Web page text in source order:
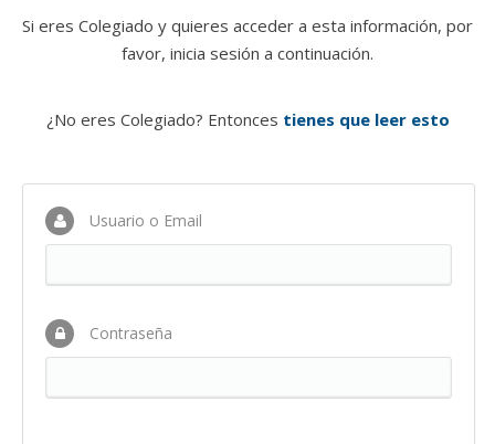
Si eres Colegiado y quieres acceder a esta información, por
favor, inicia sesión a continuación.
¿No eres Colegiado? Entonces tienes que leer esto
Usuario o Email
Contraseña